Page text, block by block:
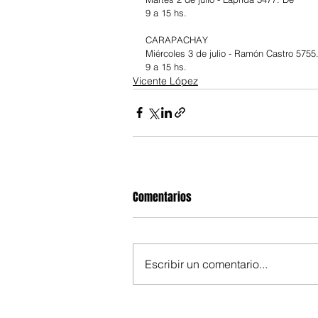
9 a 15 hs.
CARAPACHAY
Miércoles 3 de julio - Ramón Castro
9 a 15 hs.
Vicente López
Comentarios
Escribir un comentario...